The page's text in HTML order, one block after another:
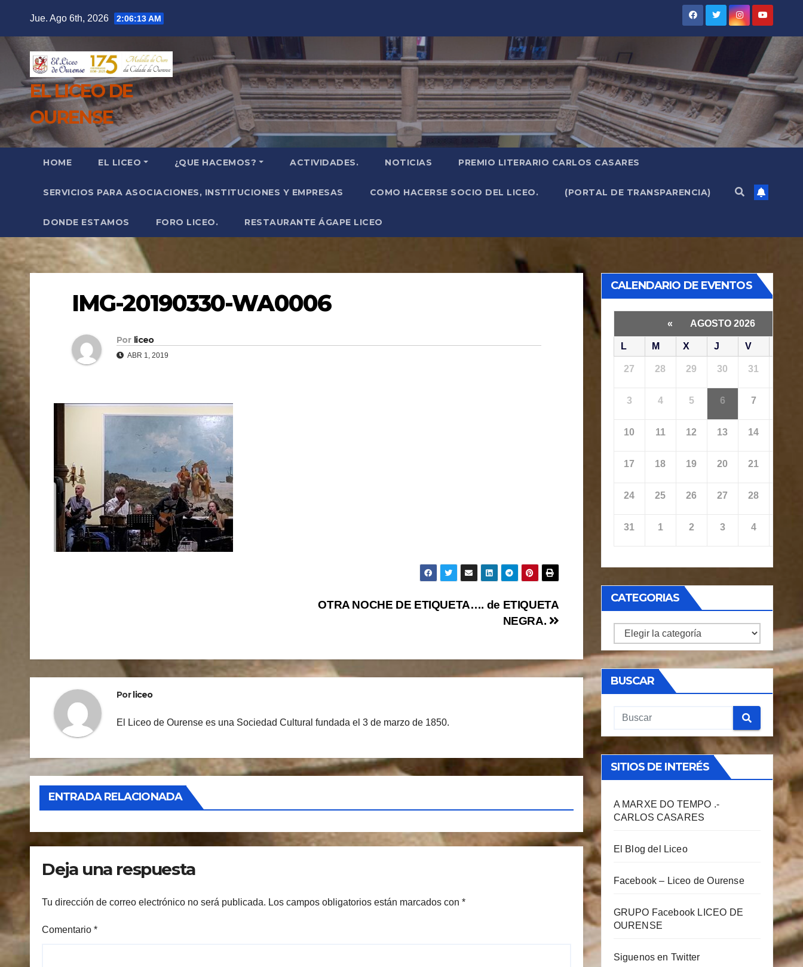
contenido
Jue. Ago 6th, 2026 2:06:15 AM
EL LICEO DE
OURENSE
HOME EL LICEO ¿QUE HACEMOS? ACTIVIDADES. NOTICIAS PREMIO LITERARIO CARLOS CASARES
SERVICIOS PARA ASOCIACIONES, INSTITUCIONES Y EMPRESAS COMO HACERSE SOCIO DEL LICEO. (PORTAL DE TRANSPARENCIA)
DONDE ESTAMOS FORO LICEO. RESTAURANTE ÁGAPE LICEO
IMG-20190330-WA0006
Por liceo
ABR 1, 2019
entradas
OTRA NOCHE DE ETIQUETA…. de ETIQUETA
NEGRA.
Por liceo
El Liceo de Ourense es una Sociedad Cultural fundada el 3 de marzo de 1850.
ENTRADA RELACIONADA
Deja una respuesta
Tu dirección de correo electrónico no será publicada. Los campos obligatorios están marcados con *
Comentario *
CALENDARIO DE EVENTOS
« AGOSTO 2026
L M X J V
27 28 29 30 31
3 4 5 6 7
10 11 12 13 14
17 18 19 20 21
24 25 26 27 28
31 1 2 3 4
CATEGORIAS
CATEGORIAS
BUSCAR
SITIOS DE INTERÉS
A MARXE DO TEMPO .-
CARLOS CASARES
El Blog del Liceo
Facebook – Liceo de Ourense
GRUPO Facebook LICEO DE
OURENSE
Siguenos en Twitter